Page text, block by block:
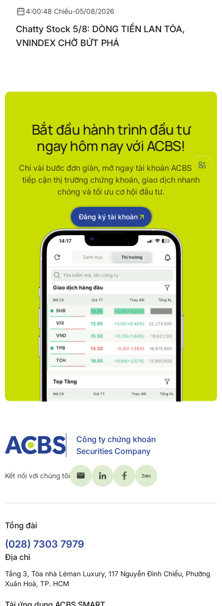
4:00:48 Chiều-05/08/2026
Chatty Stock 5/8: DÒNG TIỀN LAN TỎA,
VNINDEX CHỜ BỨT PHÁ
Bắt đầu hành trình đầu tư
ngay hôm nay với ACBS!
Chỉ vài bước đơn giản, mở ngay tài khoản ACBS để
tiếp cận thị trường chứng khoán, giao dịch nhanh
chóng và tối ưu cơ hội đầu tư.
Đăng ký tài khoản
Công ty chứng khoán
Securities Company
Kết nối với chúng tôi
Tổng đài
(028) 7303 7979
Địa chỉ
Tầng 3, Tòa nhà Léman Luxury, 117 Nguyễn Đình Chiểu, Phường
Xuân Hoà, TP. HCM